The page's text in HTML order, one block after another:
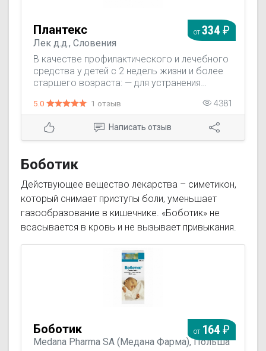
Плантекс
Лек д.д., Словения
В качестве профилактического и лечебного
средства у детей с 2 недель жизни и более
старшего возраста: — для устранения
выраженных расстройствах пищеварения; —
при переходе с грудного вскармливания на
другие виды питания.
от334
5.0 1 отзыв 4381
Написать отзыв
Боботик
Действующее вещество лекарства – симетикон,
который снимает приступы боли, уменьшает
газообразование в кишечнике. «Боботик» не
всасывается в кровь и не вызывает привыкания.
Боботик
Medana Pharma SA (Медана Фарма), Польша
от 164